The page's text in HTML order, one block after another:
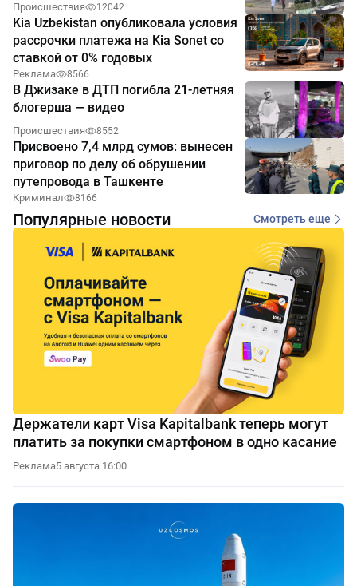
Происшествия 12042
Kia Uzbekistan опубликовала условия
рассрочки платежа на Kia Sonet со
ставкой от 0% годовых
Реклама 8566
В Джизаке в ДТП погибла 21-летняя
блогерша — видео
Происшествия 8552
Присвоено 7,4 млрд сумов: вынесен
приговор по делу об обрушении
путепровода в Ташкенте
Криминал 8166
Популярные новости Смотреть еще
Держатели карт Visa Kapitalbank теперь могут
платить за покупки смартфоном в одно касание
Реклама5 августа 16:00